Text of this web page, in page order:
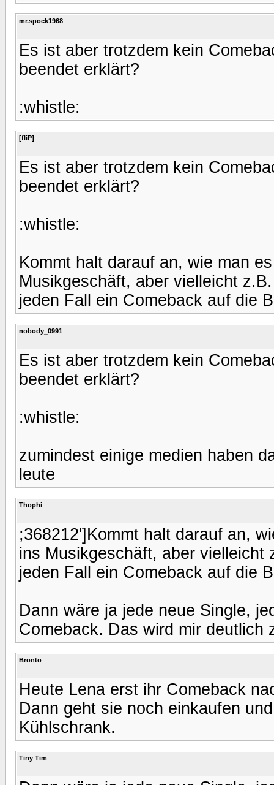
mr.spock1968
Es ist aber trotzdem kein
beendet erklärt?
:whistle:
[fliP]
Es ist aber trotzdem kein
beendet erklärt?
:whistle:
Kommt halt darauf an, wie man
Musikgeschäft, aber vielleicht
jeden Fall ein Comeback auf die
nobody_0991
Es ist aber trotzdem kein
beendet erklärt?
:whistle:
zumindest einige medien haben
leute
Thophi
;368212']Kommt halt darauf an,
ins Musikgeschäft, aber vielleicht
jeden Fall ein Comeback auf die
Dann wäre ja jede neue Single,
Comeback. Das wird mir deutlich
Bronto
Heute Lena erst ihr Comeback
Dann geht sie noch einkaufen
Kühlschrank.
Tiny Tim